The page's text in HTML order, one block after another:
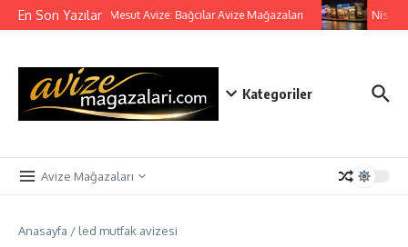
İçeriğe atla
En Son Yazılar Mesut Avize: Bağcılar Avize Mağazaları Nisa
Kategoriler
Avize Mağazaları
Anasayfa / led mutfak avizesi